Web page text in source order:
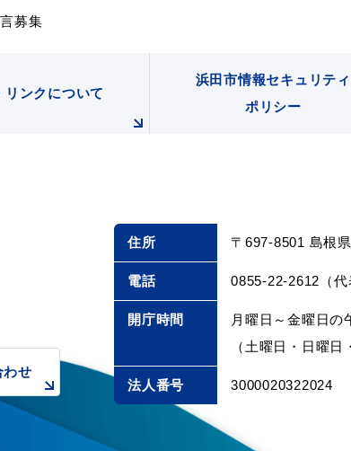
募集情報
募集
リンクについて
浜田市情報セキュリティ
ポリシー
わせ
住所 〒697-8501 島根
電話 0855-22-2612（代
開庁時間
月曜日～金曜日の
（土曜日・日曜
法人番号 3000020322024